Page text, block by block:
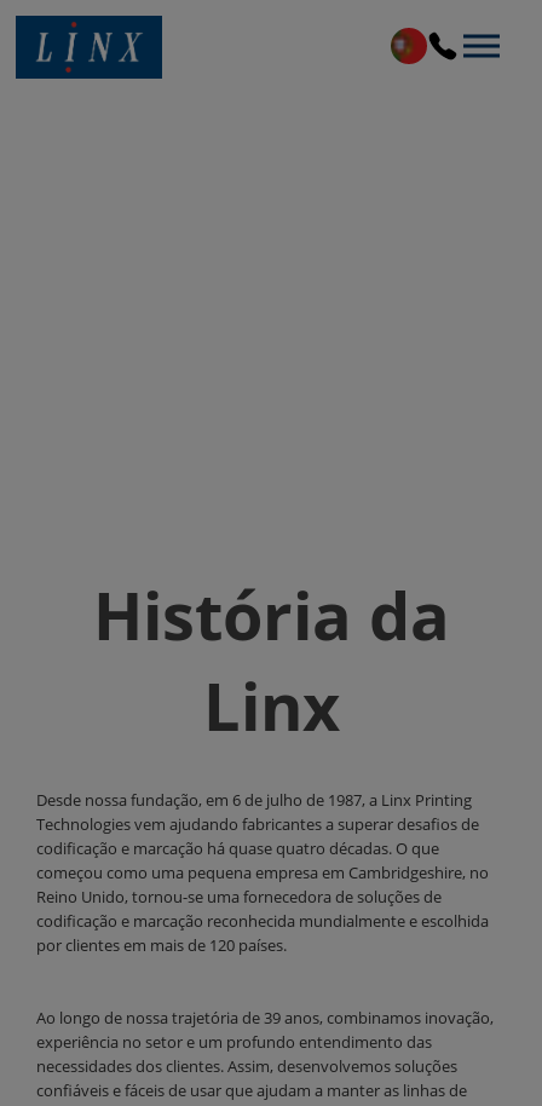
História da
Linx
Desde nossa fundação, em 6 de julho de 1987, a Linx Printing
Technologies vem ajudando fabricantes a superar desafios de
codificação e marcação há quase quatro décadas. O que
começou como uma pequena empresa em Cambridgeshire, no
Reino Unido, tornou-se uma fornecedora de soluções de
codificação e marcação reconhecida mundialmente e escolhida
por clientes em mais de 120 países.
Ao longo de nossa trajetória de 39 anos, combinamos inovação,
experiência no setor e um profundo entendimento das
necessidades dos clientes. Assim, desenvolvemos soluções
confiáveis e fáceis de usar que ajudam a manter as linhas de